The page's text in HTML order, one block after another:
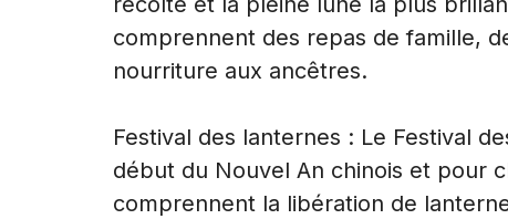
comprennent des repas de famille,
nourriture aux ancêtres.
Festival des lanternes : Le Festival
début du Nouvel An chinois et pour
comprennent la libération de